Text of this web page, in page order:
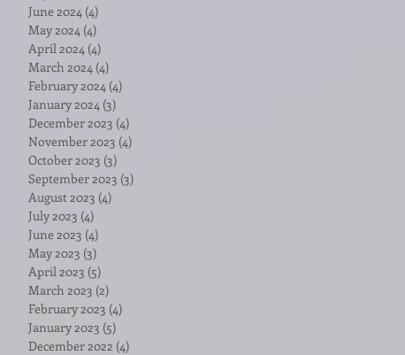
June 2024 (4)
May 2024 (4)
April 2024 (4)
March 2024 (4)
February 2024 (4)
January 2024 (3)
December 2023 (4)
November 2023 (4)
October 2023 (3)
September 2023 (3)
August 2023 (4)
July 2023 (4)
June 2023 (4)
May 2023 (3)
April 2023 (5)
March 2023 (2)
February 2023 (4)
January 2023 (5)
December 2022 (4)